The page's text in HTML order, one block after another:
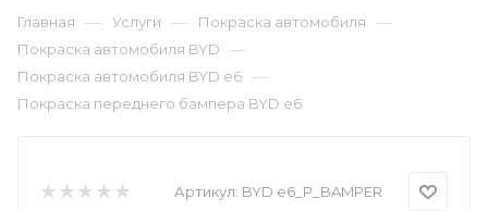
Главная — Услуги — Покраска автомобиля —
Покраска автомобиля BYD —
Покраска автомобиля BYD e6 —
Покраска переднего бампера BYD e6
Артикул: BYD e6_P_BAMPER